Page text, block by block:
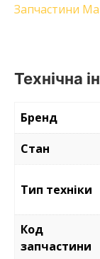
Запчастини
Технічна
Бренд
Стан
Тип техніки
Код
запчастини